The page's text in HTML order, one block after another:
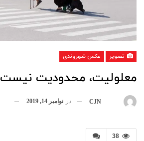
تصویر عکس شهروندی
معلولیت، محدودیت نیست
CJN در نوامبر 14, 2019
38